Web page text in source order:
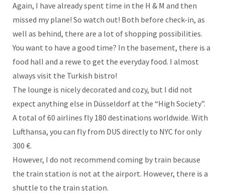
Again, I have already spent time in the H & M and then
missed my plane! So watch out! Both before check-in, as
well as behind, there are a lot of shopping possibilities.
You want to have a good time? In the basement, there is a
food hall and a rewe to get the everyday food. I almost
always visit the Turkish bistro!
The lounge is nicely decorated and cozy, but I did not
expect anything else in Düsseldorf at the “High Society”.
A total of 60 airlines fly 180 destinations worldwide. With
Lufthansa, you can fly from DUS directly to NYC for only
300 €.
However, I do not recommend coming by train because
the train station is not at the airport. However, there is a
shuttle to the train station.